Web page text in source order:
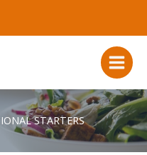
STARTERS